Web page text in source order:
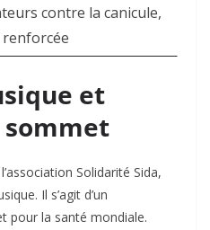
contre la canicule,
et
Solidarité Sida,
Il s’agit d’un
pour la santé mondiale.